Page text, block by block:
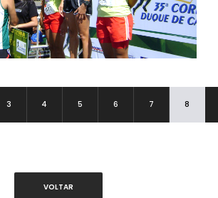
3 4 5 6 7 8
VOLTAR